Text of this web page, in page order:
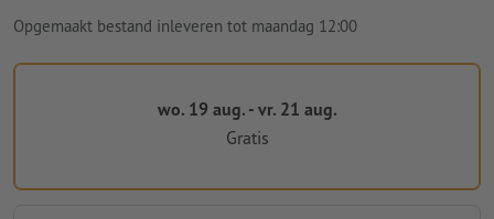
Opgemaakt bestand inleveren tot maandag 12:00
wo. 19 aug. - vr. 21 aug.
Gratis